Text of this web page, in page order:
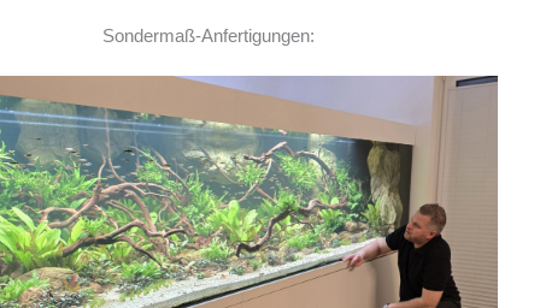
Ich habe vor einem Jahr zwei
Rochen hier erworben. Von Anfang bis Ende
habe ich eine super kompetente und ehrliche
Beratung erhalten! Auch im Nachgang bei
Fragen, habe ich immer
... MEHR
Sondermaß-Anfertigungen: